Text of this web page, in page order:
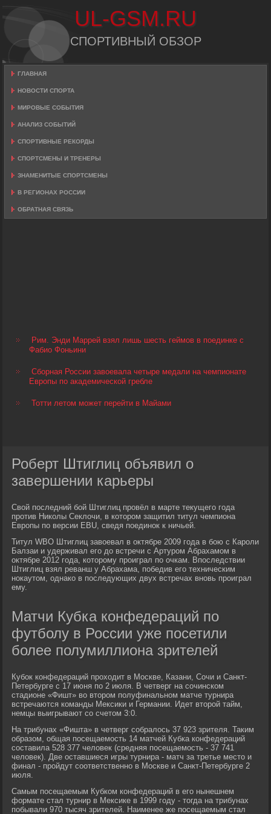
UL-GSM.RU
СПОРТИВНЫЙ ОБЗОР
ГЛАВНАЯ
НОВОСТИ СПОРТА
МИРОВЫЕ СОБЫТИЯ
АНАЛИЗ СОБЫТИЙ
СПОРТИВНЫЕ РЕКОРДЫ
СПОРТСМЕНЫ И ТРЕНЕРЫ
ЗНАМЕНИТЫЕ СПОРТСМЕНЫ
В РЕГИОНАХ РОССИИ
ОБРАТНАЯ СВЯЗЬ
Рим. Энди Маррей взял лишь шесть геймов в поединке с
Фабио Фоньини
Сборная России завоевала четыре медали на чемпионате
Европы по академической гребле
Тотти летом может перейти в Майами
Роберт Штиглиц объявил о
завершении карьеры
Свой последний бой Штиглиц провёл в марте текущего года
против Николы Секлочи, в котором защитил титул чемпиона
Европы по версии EBU, сведя поединок к ничьей.
Титул WBO Штиглиц завоевал в октябре 2009 года в бою с Кароли
Балзаи и удерживал его до встречи с Артуром Абрахамом в
октябре 2012 года, которому проиграл по очкам. Впоследствии
Штиглиц взял реванш у Абрахама, победив его техническим
нокаутом, однако в последующих двух встречах вновь проиграл
ему.
Матчи Кубка конфедераций по
футболу в России уже посетили
более полумиллиона зрителей
Кубок конфедераций проходит в Москве, Казани, Сочи и Санкт-
Петербурге с 17 июня по 2 июля. В четверг на сочинском
стадионе «Фишт» во втором полуфинальном матче турнира
встречаются команды Мексики и Германии. Идет второй тайм,
немцы выигрывают со счетом 3:0.
На трибунах «Фишта» в четверг собралось 37 923 зрителя. Таким
образом, общая посещаемость 14 матчей Кубка конфедераций
составила 528 377 человек (средняя посещаемость - 37 741
человек). Две оставшиеся игры турнира - матч за третье место и
финал - пройдут соответственно в Москве и Санкт-Петербурге 2
июля.
Самым посещаемым Кубком конфедераций в его нынешнем
формате стал турнир в Мексике в 1999 году - тогда на трибунах
побывали 970 тысяч зрителей. Наименее же посещаемым стал